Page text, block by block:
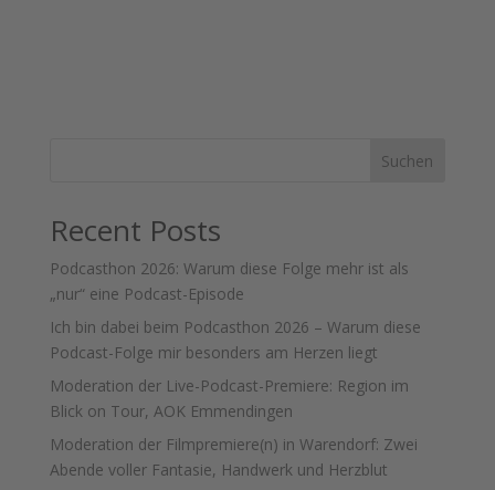
Suchen
Recent Posts
Podcasthon 2026: Warum diese Folge mehr ist als
„nur“ eine Podcast-Episode
Ich bin dabei beim Podcasthon 2026 – Warum diese
Podcast-Folge mir besonders am Herzen liegt
Moderation der Live-Podcast-Premiere: Region im
Blick on Tour, AOK Emmendingen
Moderation der Filmpremiere(n) in Warendorf: Zwei
Abende voller Fantasie, Handwerk und Herzblut